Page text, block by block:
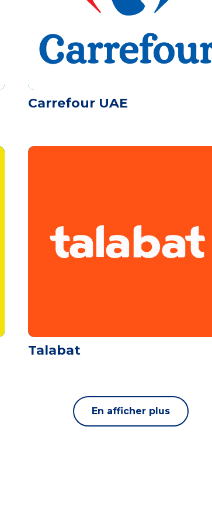
Carrefour UAE
Talabat
En afficher plus